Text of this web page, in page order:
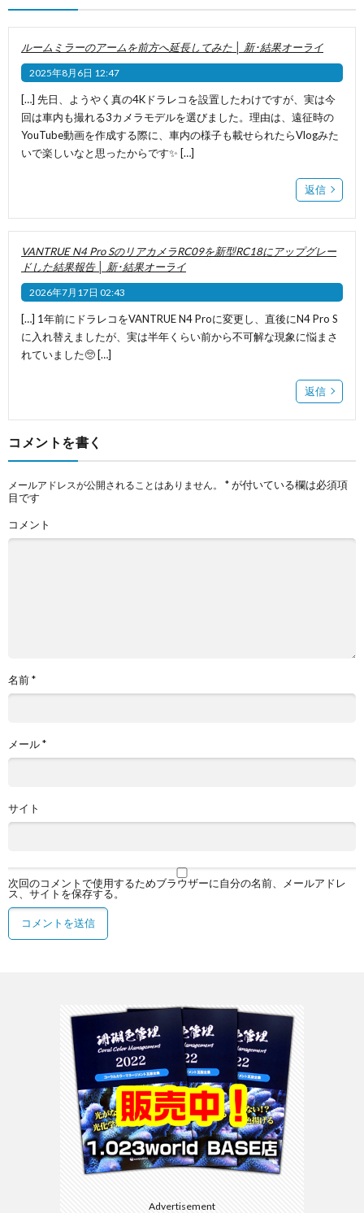
ルームミラーのアームを前方へ延長してみた │ 新･結果オーライ
2025年8月6日 12:47
[…] 先日、ようやく真の4Kドラレコを設置したわけですが、実は今
回は車内も撮れる3カメラモデルを選びました。理由は、遠征時の
YouTube動画を作成する際に、車内の様子も載せられたらVlogみた
いで楽しいなと思ったからです✨ […]
返信
VANTRUE N4 Pro SのリアカメラRC09を新型RC18にアップグレー
ドした結果報告 │ 新･結果オーライ
2026年7月17日 02:43
[…] 1年前にドラレコをVANTRUE N4 Proに変更し、直後にN4 Pro S
に入れ替えましたが、実は半年くらい前から不可解な現象に悩まさ
れていました🥺 […]
返信
コメントを書く
メールアドレスが公開されることはありません。 *が付いている欄は必須項
目です
コメント
名前*
メール*
サイト
次回のコメントで使用するためブラウザーに自分の名前、メールアドレ
ス、サイトを保存する。
Advertisement